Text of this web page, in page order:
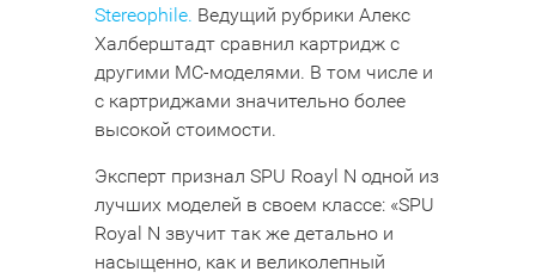
Stereophile. Ведущий рубрики Алекс
Халберштадт сравнил картридж с
другими MC-моделями. В том числе и
с картриджами значительно более
высокой стоимости.
Эксперт признал SPU Roayl N одной из
лучших моделей в своем классе: «SPU
Royal N звучит так же детально и
насыщенно, как и великолепный